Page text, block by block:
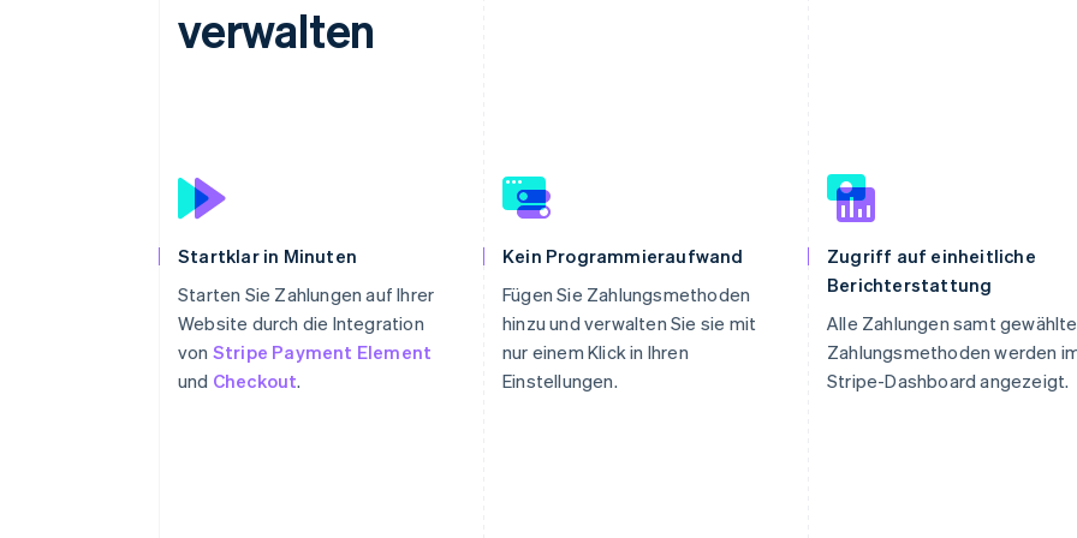
verwalten
Startklar in Minuten
Starten Sie Zahlungen auf Ihrer
Website durch die Integration
von Stripe Payment Element
und Checkout.
Kein Programmieraufwand
Fügen Sie Zahlungsmethoden
hinzu und verwalten Sie sie mit
nur einem Klick in Ihren
Einstellungen.
Zugriff auf einheitliche
Berichterstattung
Alle Zahlungen samt
Zahlungsmethoden werden
Stripe-Dashboard angezeigt.